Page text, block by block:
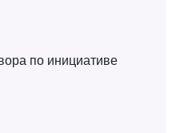
по инициативе